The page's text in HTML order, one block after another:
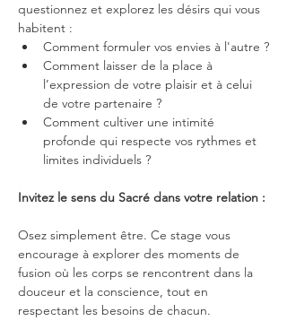
questionnez et explorez les désirs qui vous
habitent :
Comment formuler vos envies à l'autre ?
Comment laisser de la place à
l’expression de votre plaisir et à celui
de votre partenaire ?
Comment cultiver une intimité
profonde qui respecte vos rythmes et
limites individuels ?
Invitez le sens du Sacré dans votre relation :
Osez simplement être. Ce stage vous
encourage à explorer des moments de
fusion où les corps se rencontrent dans la
douceur et la conscience, tout en
respectant les besoins de chacun.